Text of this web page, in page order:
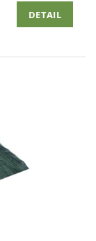
DETAIL